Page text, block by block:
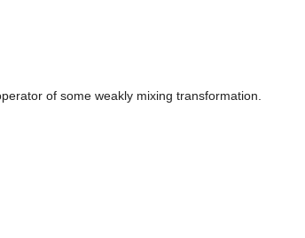
of some weakly mixing transformation.